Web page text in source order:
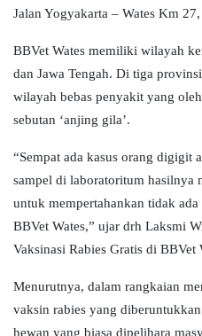
Jalan Yogyakarta – Wates Km
BBVet Wates memiliki wilayah
dan Jawa Tengah. Di tiga
wilayah bebas penyakit yang
sebutan ‘anjing gila’.
“Sempat ada kasus orang digigit
sampel di laboratoritum hasilnya
untuk mempertahankan tidak
BBVet Wates,” ujar drh Laksmi
Vaksinasi Rabies Gratis di BBVet
Menurutnya, dalam rangkaian
vaksin rabies yang
hewan yang biasa dipelihara